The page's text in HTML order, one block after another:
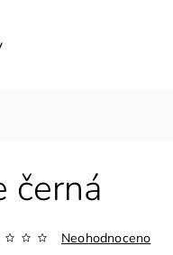
černá
Neohodnoceno